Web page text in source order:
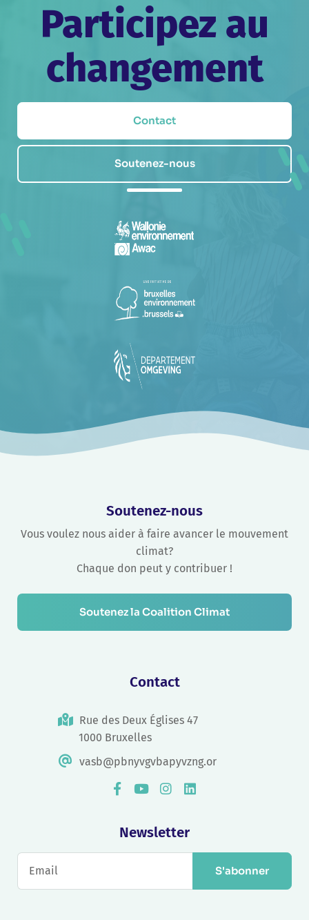
Participez au
changement
Contact
Soutenez-nous
Soutenez-nous
Vous voulez nous aider à faire avancer le mouvement
climat?
Chaque don peut y contribuer !
Soutenez la Coalition Climat
Contact
Rue des Deux Églises 47
1000 Bruxelles
vasb@pbnyvgvbapyvzng.or
Newsletter
S'abonner